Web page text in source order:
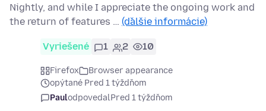
Nightly, and while I appreciate the ongoing work and
the return of features … (ďalšie informácie)
Vyriešené 1 2 10
Firefox
Browser appearance
opýtané Pred 1 týždňom
PaulodpovedalPred 1 týždňom